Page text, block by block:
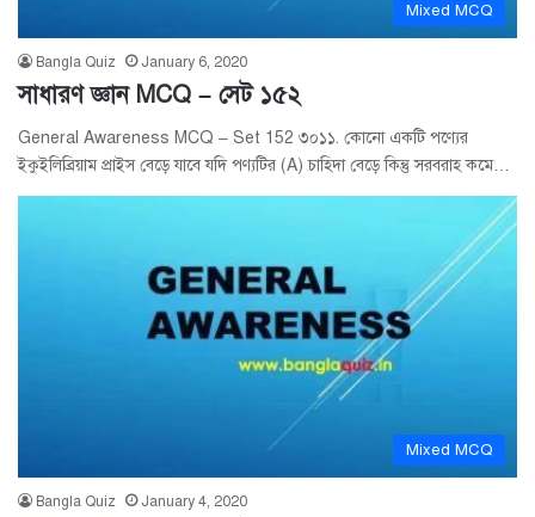
Mixed MCQ
Bangla Quiz January 6, 2020
সাধারণ জ্ঞান MCQ – সেট ১৫২
General Awareness MCQ – Set 152 ৩০১১. কোনো একটি পণ্যের
ইকুইলিব্রিয়াম প্রাইস বেড়ে যাবে যদি পণ্যটির (A) চাহিদা বেড়ে কিন্তু সরবরাহ কমে…
Mixed MCQ
Bangla Quiz January 4, 2020